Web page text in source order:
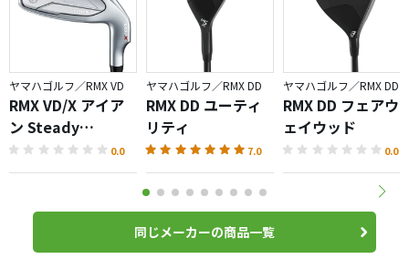
ヤマハゴルフ／RMX VD
RMX VD/X アイア
ン Steady
Version
0.0
ヤマハゴルフ／RMX DD
RMX DD ユーティ
リティ
7.0
ヤマハゴルフ／RMX DD
RMX DD フェアウ
ェイウッド
0.0
同じメーカーの商品一覧